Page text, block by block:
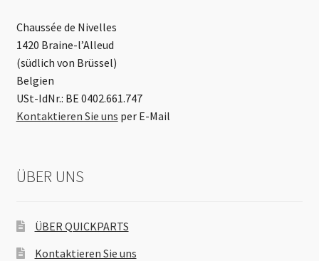
Chaussée de Nivelles
1420 Braine-l’Alleud
(südlich von Brüssel)
Belgien
USt-IdNr.: BE 0402.661.747
Kontaktieren Sie uns per E-Mail
ÜBER UNS
ÜBER QUICKPARTS
Kontaktieren Sie uns